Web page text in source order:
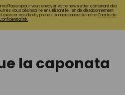
Playerspour vous envoyer votre newsletter contenant des
vous désinscrire en utilisant le lien de désabonnement
exercer vos droits, prenez connaissance de notreCharte de
la caponata